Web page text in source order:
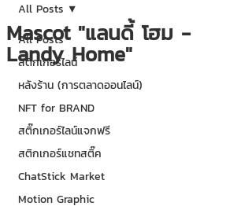
All Posts
สติกเกอร์ไลน์
หลังร้าน (การตลาดออนไลน์)
NFT for BRAND
สติ๊กเกอร์ไลน์แจกฟรี
สติกเกอร์แชทสติ๊ค
ChatStick Market
Motion Graphic
All Posts
Mascot "แลนดี้ โฮม -
Landy Home"